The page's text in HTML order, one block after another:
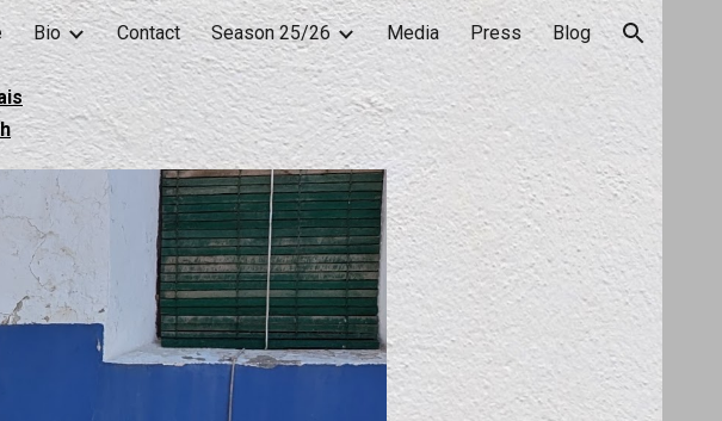
Skip to navigation
Bio Contact Season 25/26 Media Press Blog